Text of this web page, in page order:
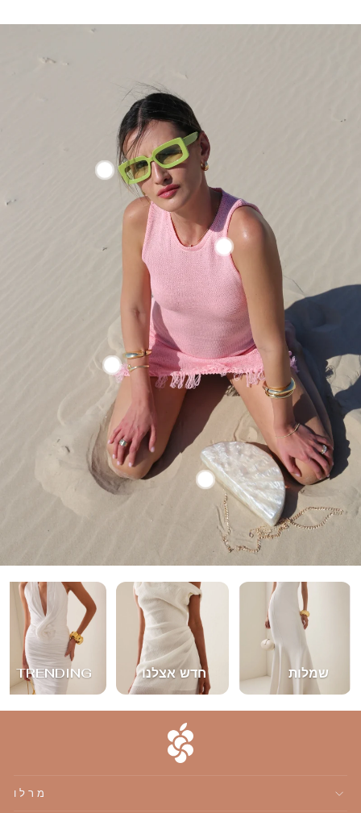
שמלות חדש אצלנו TRENDING
מרלו